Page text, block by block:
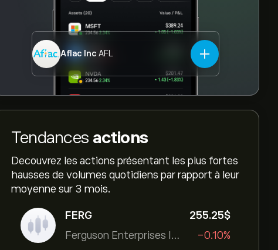
Aflac Inc AFL
Tendances actions
Decouvrez les actions présentant les plus fortes
hausses de volumes quotidiens par rapport à leur
moyenne sur 3 mois.
FERG
Ferguson Enterprises Inc
255.25‎$‎
-0.10%